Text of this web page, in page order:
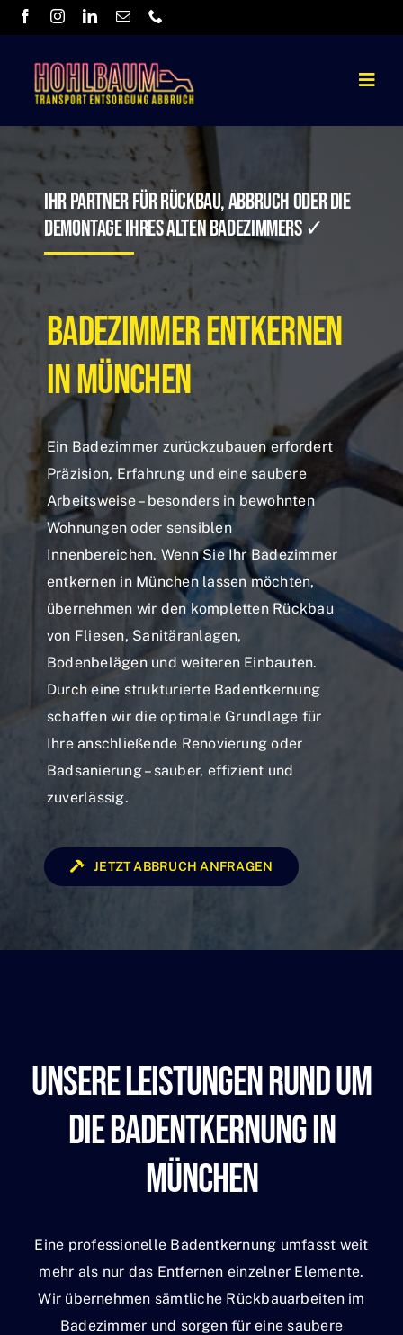
Skip
to
content
Toggle
Home
Über uns
Leistungen
Kontakt
Ihr Partner Für Rückbau, Abbruch Oder Die
Demontage Ihres AltenBadeziMmers ✓
Badezimmer entkernen
in München
Ein Badezimmer zurückzubauen erfordert
Präzision, Erfahrung und eine saubere
Arbeitsweise – besonders in bewohnten
Wohnungen oder sensiblen
Innenbereichen. Wenn Sie Ihr Badezimmer
entkernen in München lassen möchten,
übernehmen wir den kompletten Rückbau
von Fliesen, Sanitäranlagen,
Bodenbelägen und weiteren Einbauten.
Durch eine strukturierte Badentkernung
schaffen wir die optimale Grundlage für
Ihre anschließende Renovierung oder
Badsanierung – sauber, effizient und
zuverlässig.
JETZT ABBRUCH ANFRAGEN
Unsere Leistungen Rund Um
Die Badentkernung In
München
Eine professionelle Badentkernung umfasst weit
mehr als nur das Entfernen einzelner Elemente.
Wir übernehmen sämtliche Rückbauarbeiten im
Badezimmer und sorgen für eine saubere